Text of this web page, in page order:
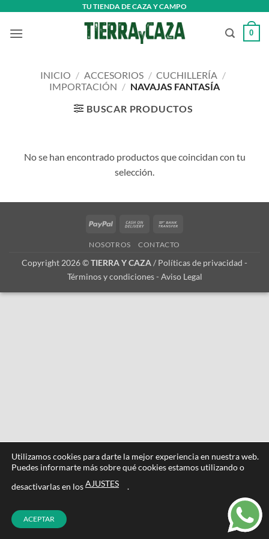
contenido
TU TIENDA DE CAZA Y CAMPO
0
INICIO / ACCESORIOS / CUCHILLERÍA /
IMPORTACIÓN / NAVAJAS FANTASÍA
BUSCAR PRODUCTOS
No se han encontrado productos que coincidan con tu
selección.
PayPal
Cash
Delivery
NOSOTROS CONTACTO
Copyright 2026 ©TIERRA Y CAZA/ Políticas de privacidad -
Términos y condiciones- Aviso Legal
Utilizamos cookies para darte la mejor experiencia en nuestra web.
Puedes informarte más sobre qué cookies estamos utilizando o
desactivarlas en losAJUSTES .
ACEPTAR